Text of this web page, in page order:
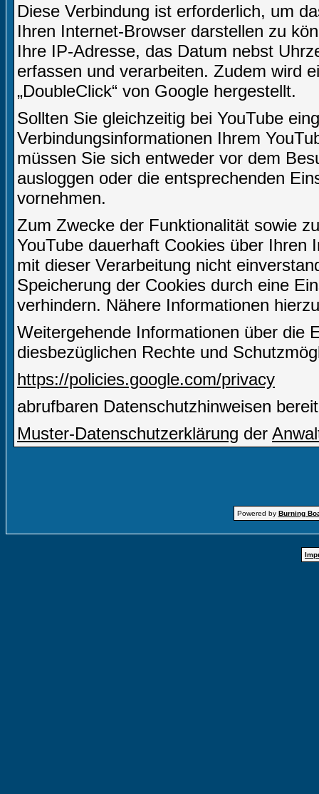
Diese Verbindung ist erforderlich, um
Ihren Internet-Browser darstellen zu
Ihre IP-Adresse, das Datum nebst
erfassen und verarbeiten. Zudem wird
„DoubleClick“ von Google hergestellt.
Sollten Sie gleichzeitig bei YouTube
Verbindungsinformationen Ihrem
müssen Sie sich entweder vor dem
ausloggen oder die entsprechenden
vornehmen.
Zum Zwecke der Funktionalität sowie
YouTube dauerhaft Cookies über
mit dieser Verarbeitung nicht
Speicherung der Cookies durch eine
verhindern. Nähere Informationen
Weitergehende Informationen über die
diesbezüglichen Rechte und
https://policies.google.com/privacy
abrufbaren Datenschutzhinweisen
Muster-Datenschutzerklärung der
Powered by Burning